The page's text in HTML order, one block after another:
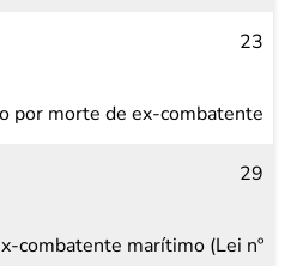
23
por morte de ex-combatente
29
combatente marítimo (Lei nº